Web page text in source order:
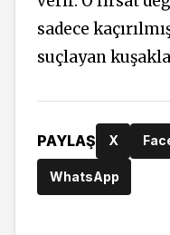
sadece
suçlayan
PAYLAŞ X
WhatsApp